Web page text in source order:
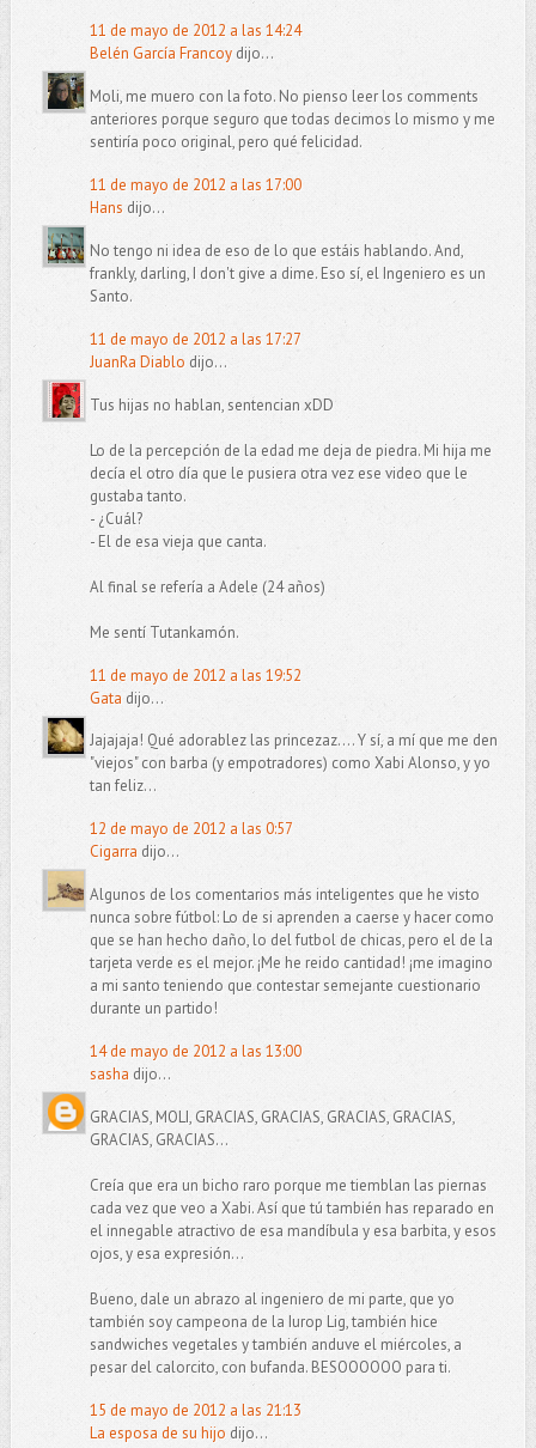
11 de mayo de 2012 a las 14:24
Belén García Francoydijo...
Moli, me muero con la foto. No pienso leer los comments
anteriores porque seguro que todas decimos lo mismo y me
sentiría poco original, pero qué felicidad.
11 de mayo de 2012 a las 17:00
Hans dijo...
No tengo ni idea de eso de lo que estáis hablando. And,
frankly, darling, I don't give a dime. Eso sí, el Ingeniero es un
Santo.
11 de mayo de 2012 a las 17:27
JuanRa Diablo dijo...
Tus hijas no hablan, sentencian xDD
Lo de la percepción de la edad me deja de piedra. Mi hija me
decía el otro día que le pusiera otra vez ese video que le
gustaba tanto.
- ¿Cuál?
- El de esa vieja que canta.
Al final se refería a Adele (24 años)
Me sentí Tutankamón.
11 de mayo de 2012 a las 19:52
Gata dijo...
Jajajaja! Qué adorablez las princezaz.... Y sí, a mí que me den
"viejos" con barba (y empotradores) como Xabi Alonso, y yo
tan feliz...
12 de mayo de 2012 a las 0:57
Cigarra dijo...
Algunos de los comentarios más inteligentes que he visto
nunca sobre fútbol: Lo de si aprenden a caerse y hacer como
que se han hecho daño, lo del futbol de chicas, pero el de la
tarjeta verde es el mejor. ¡Me he reido cantidad! ¡me imagino
a mi santo teniendo que contestar semejante cuestionario
durante un partido!
14 de mayo de 2012 a las 13:00
sasha dijo...
GRACIAS, MOLI, GRACIAS, GRACIAS, GRACIAS, GRACIAS,
GRACIAS, GRACIAS...
Creía que era un bicho raro porque me tiemblan las piernas
cada vez que veo a Xabi. Así que tú también has reparado en
el innegable atractivo de esa mandíbula y esa barbita, y esos
ojos, y esa expresión...
Bueno, dale un abrazo al ingeniero de mi parte, que yo
también soy campeona de la Iurop Lig, también hice
sandwiches vegetales y también anduve el miércoles, a
pesar del calorcito, con bufanda. BESOOOOOO para ti.
15 de mayo de 2012 a las 21:13
La esposa de su hijo dijo...